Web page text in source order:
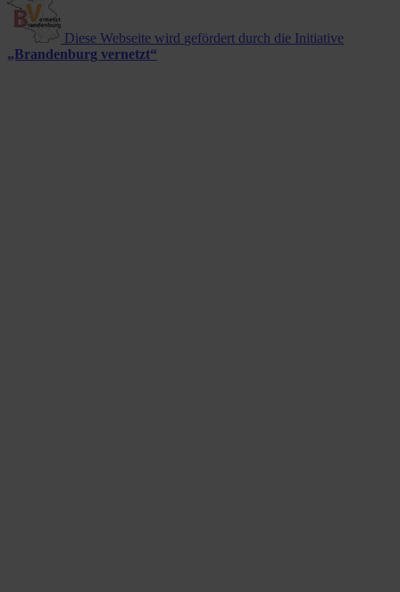
Diese Webseite wird gefördert durch die Initiative
„Brandenburg vernetzt“